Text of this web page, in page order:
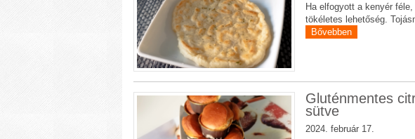
Ha elfogyott a kenyér
tökéletes lehetőség.
Bővebben
Gluténmentes
sütve
2024. február 17.